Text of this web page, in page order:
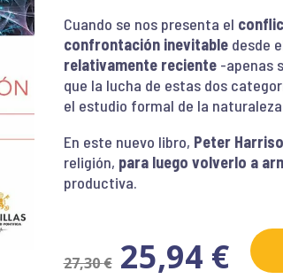
Cuando se nos presenta el
confrontación inevitabledesde
relativamente reciente-apenas
que la lucha de estas dos
el estudio formal de la
En este nuevo libro, Peter
religión, para luego volverlo a
productiva.
27,30€ 25,94 €